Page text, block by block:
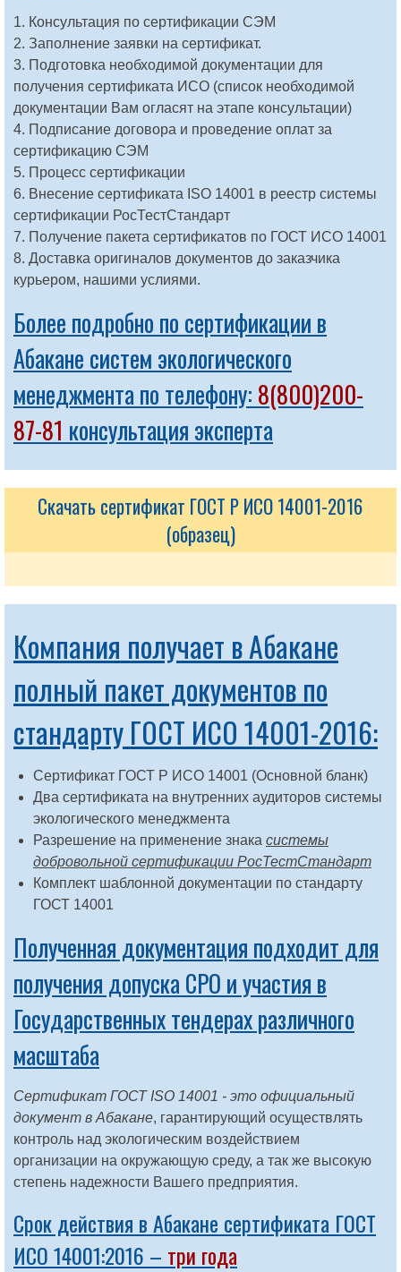
1. Консультация по сертификации СЭМ
2. Заполнение заявки на сертификат.
3. Подготовка необходимой документации для
получения сертификата ИСО (список необходимой
документации Вам огласят на этапе консультации)
4. Подписание договора и проведение оплат за
сертификацию СЭМ
5. Процесс сертификации
6. Внесение сертификата ISO 14001 в реестр системы
сертификации РосТестСтандарт
7. Получение пакета сертификатов по ГОСТ ИСО 14001
8. Доставка оригиналов документов до заказчика
курьером, нашими услиями.
Более подробно по сертификации в
Абакане систем экологического
менеджмента по телефону: 8(800)200-
87-81 консультация эксперта
Скачать сертификат ГОСТ Р ИСО 14001-2016
(образец)
Компания получает в Абакане
полный пакет документов по
стандарту ГОСТ ИСО 14001-2016:
Сертификат ГОСТ Р ИСО 14001 (Основной бланк)
Два сертификата на внутренних аудиторов системы
экологического менеджмента
Разрешение на применение знака системы
добровольной сертификации РосТестСтандарт
Комплект шаблонной документации по стандарту
ГОСТ 14001
Полученная документация подходит для
получения допуска СРО и участия в
Государственных тендерах различного
масштаба
Сертификат ГОСТ ISO 14001 - это официальный
документ в Абакане, гарантирующий осуществлять
контроль над экологическим воздействием
организации на окружающую среду, а так же высокую
степень надежности Вашего предприятия.
Срок действия в Абакане сертификата ГОСТ
ИСО 14001:2016 – три года